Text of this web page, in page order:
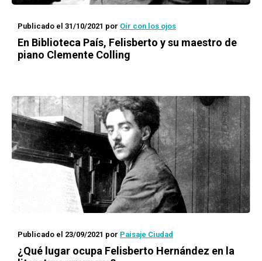
Publicado el 31/10/2021 por Oír con los ojos
En Biblioteca País, Felisberto y su maestro de
piano Clemente Colling
Publicado el 23/09/2021 por Paisaje Ciudad
¿Qué lugar ocupa Felisberto Hernández en la